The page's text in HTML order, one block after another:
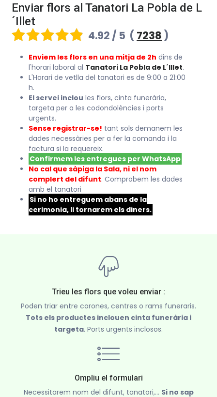
Enviar flors al Tanatori La Pobla de L
´Illet
4.92 / 5 ( 7238 )
Enviem les flors en una mitja de 2h dins de
l'horari laboral al Tanatori La Pobla de L´Illet.
L'Horari de vetlla del tanatori es de 9:00 a 21:00
h.
El servei inclou les flors, cinta funerària,
targeta per a les codondolències i ports
urgents.
Sense registrar-se! tant sols demanem les
dades necessàries per a fer la comanda i la
factura si la requereix.
Confirmem les entregues per WhatsApp
No cal que sàpiga la Sala, ni el nom
complert del difunt. Comprobem les dades
amb el tanatori
Si no ho entreguem abans de la
cerimonia, li tornarem els diners.
Trieu les flors que voleu enviar :
Poden triar entre corones, centres o rams funeraris.
Tots els productes inclouen cinta funerària i
targeta. Ports urgents inclosos.
Ompliu el formulari
Necessitarem nom del difunt, tanatori,... Si no sap